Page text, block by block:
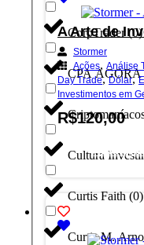
CorpTrader(0)
CPA AGORA
Cultura
Curtis Faith (0)
Curtis M.
A Arte de
Stormer
Ações, Análise
Day Trade,Dólar,
Investimentos em
R$120,00